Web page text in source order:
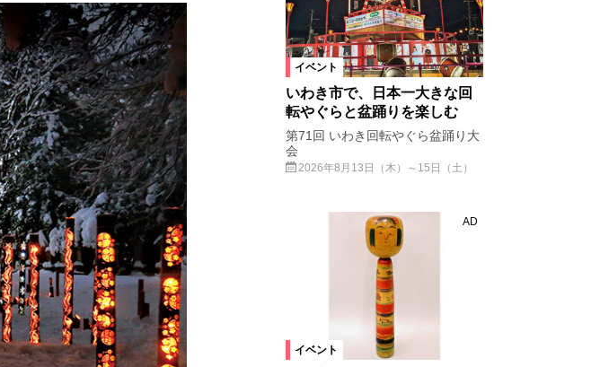
イベント
いわき市で、日本一大きな回
転やぐらと盆踊りを楽しむ
第71回 いわき回転やぐら盆踊り大
会
2026年8月13日（木）～15日（土）
イベント
AD